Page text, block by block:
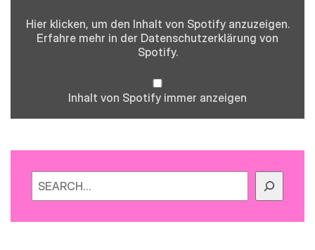
Hier klicken, um den Inhalt von Spotify anzuzeigen.
Erfahre mehr in der Datenschutzerklärung von
Spotify.
Inhalt von Spotify immer anzeigen